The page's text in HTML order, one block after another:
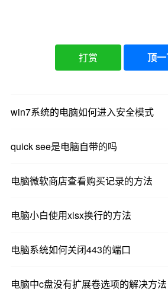
打赏 顶
win7系统的电脑如何进入安全模式
quick see是电脑自带的吗
电脑微软商店查看购买记录的方法
电脑小白使用xlsx换行的方法
电脑系统如何关闭443的端口
电脑中c盘没有扩展卷选项的解决方法